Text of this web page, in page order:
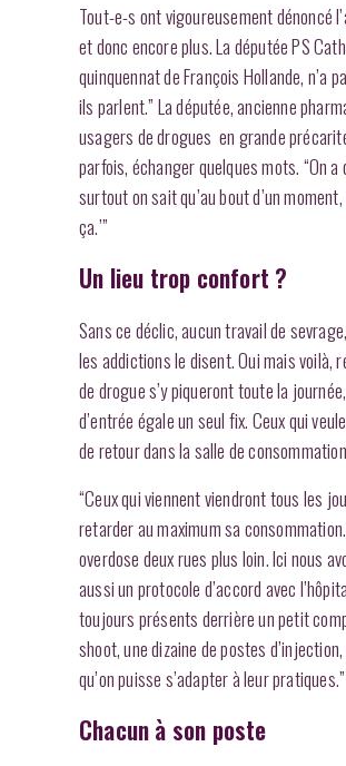
Tout-e-s ont vigoureusement dénoncé
et donc encore plus. La députée PS
quinquennat de François Hollande, n’a
ils parlent.” La députée, ancienne
usagers de drogues en grande
parfois, échanger quelques mots. “On
surtout on sait qu’au bout d’un
ça.’”
Un lieu trop confort ?
Sans ce déclic, aucun travail de
les addictions le disent. Oui mais voilà,
de drogue s’y piqueront toute la
d’entrée égale un seul fix. Ceux qui
de retour dans la salle de
“Ceux qui viennent viendront tous les
retarder au maximum sa
overdose deux rues plus loin. Ici nous
aussi un protocole d’accord avec
toujours présents derrière un petit
shoot, une dizaine de postes
qu’on puisse s’adapter à leur pratiques.”
Chacun à son poste